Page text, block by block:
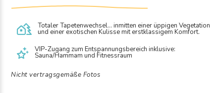
Totaler Tapetenwechsel… inmitten einer üppigen Vegetation
und einer exotischen Kulisse mit erstklassigem Komfort.
VIP-Zugang zum Entspannungsbereich inklusive:
Sauna/Hammam und Fitnessraum
Nicht vertragsgemäße Fotos